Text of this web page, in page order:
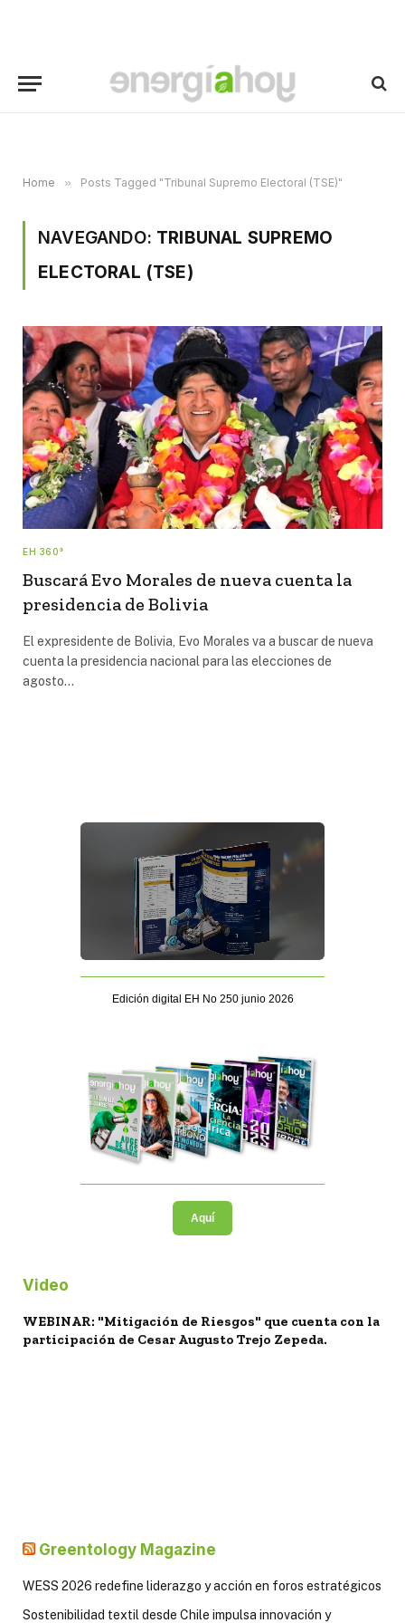
Home » Posts Tagged "Tribunal Supremo Electoral (TSE)"
NAVEGANDO: TRIBUNAL SUPREMO
ELECTORAL (TSE)
EH 360°
Buscará Evo Morales de nueva cuenta la
presidencia de Bolivia
El expresidente de Bolivia, Evo Morales va a buscar de nueva
cuenta la presidencia nacional para las elecciones de
agosto…
Edición digital EH No 250 junio 2026
Aquí
Video
WEBINAR: "Mitigación de Riesgos" que cuenta con la
participación de Cesar Augusto Trejo Zepeda.
Greentology Magazine
WESS 2026 redefine liderazgo y acción en foros estratégicos
Sostenibilidad textil desde Chile impulsa innovación y